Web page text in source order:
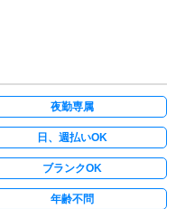
夜勤専属
日、週払いOK
ブランクOK
年齢不問